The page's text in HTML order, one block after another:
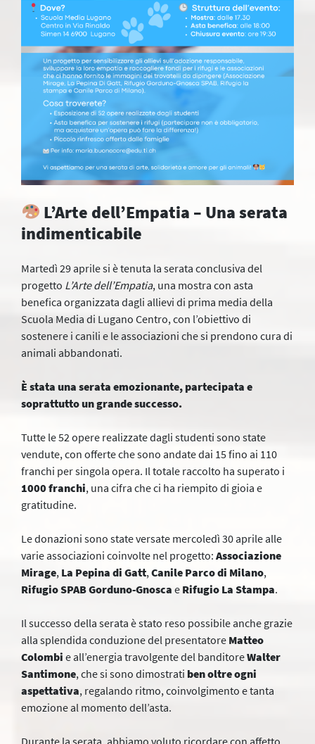
L’Arte dell’Empatia – Una serata
indimenticabile
Martedì 29 aprile si è tenuta la serata conclusiva del
progetto L’Arte dell’Empatia, una mostra con asta
benefica organizzata dagli allievi di prima media della
Scuola Media di Lugano Centro, con l’obiettivo di
sostenere i canili e le associazioni che si prendono cura di
animali abbandonati.
È stata una serata emozionante, partecipata e
soprattutto un grande successo.
Tutte le 52 opere realizzate dagli studenti sono state
vendute, con offerte che sono andate dai 15 fino ai 110
franchi per singola opera. Il totale raccolto ha superato i
1000 franchi, una cifra che ci ha riempito di gioia e
gratitudine.
Le donazioni sono state versate mercoledì 30 aprile alle
varie associazioni coinvolte nel progetto: Associazione
Mirage, La Pepina di Gatt, Canile Parco di Milano,
Rifugio SPAB Gorduno-Gnosca e Rifugio La Stampa.
Il successo della serata è stato reso possibile anche grazie
alla splendida conduzione del presentatore Matteo
Colombi e all’energia travolgente del banditoreWalter
Santimone, che si sono dimostrati ben oltre ogni
aspettativa, regalando ritmo, coinvolgimento e tanta
emozione al momento dell’asta.
Durante la serata, abbiamo voluto ricordare con affetto